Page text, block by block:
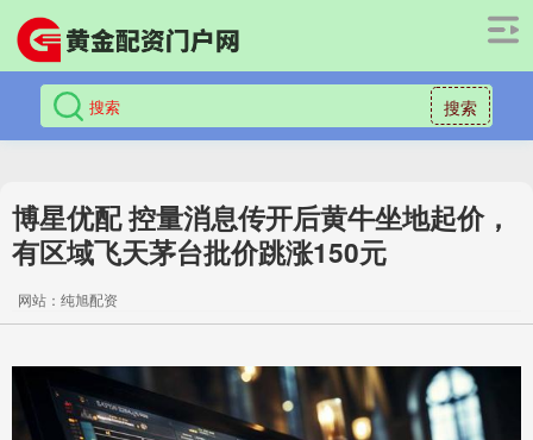
搜索
博星优配 控量消息传开后黄牛坐地起价，
有区域飞天茅台批价跳涨150元
网站：纯旭配资